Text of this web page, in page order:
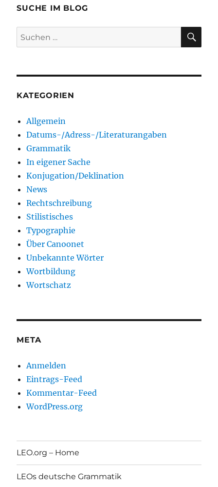
SUCHE IM BLOG
Suchen
nach:
KATEGORIEN
Allgemein
Datums-/Adress-/Literaturangaben
Grammatik
In eigener Sache
Konjugation/Deklination
News
Rechtschreibung
Stilistisches
Typographie
Über Canoonet
Unbekannte Wörter
Wortbildung
Wortschatz
META
Anmelden
Eintrags-Feed
Kommentar-Feed
WordPress.org
LEO.org – Home
LEOs deutsche Grammatik